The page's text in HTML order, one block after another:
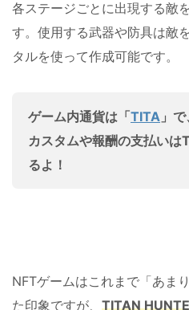
各ステージごとに出現する敵
す。使用する武器や防具は敵
タルを使って作成可能です。
ゲーム内通貨は「TITA 」
カスタムや報酬の支払いは
るよ！
NFTゲームはこれまで「あま
た印象ですが、 TITAN